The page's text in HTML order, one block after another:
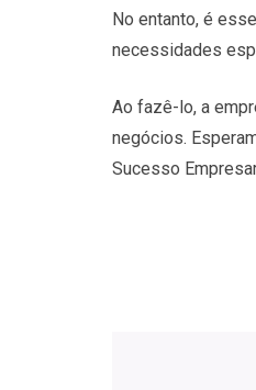
No entanto, é
necessidades
Ao fazê-lo, a
negócios.
Sucesso